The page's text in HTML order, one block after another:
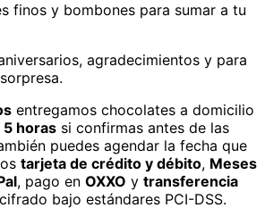
finos y bombones para sumar a tu
agradecimientos y para
entregamos chocolates a domicilio
5 horas si confirmas antes de las
puedes agendar la fecha que
tarjeta de crédito y débito, Meses
, pago en OXXO y transferencia
bajo estándares PCI-DSS.